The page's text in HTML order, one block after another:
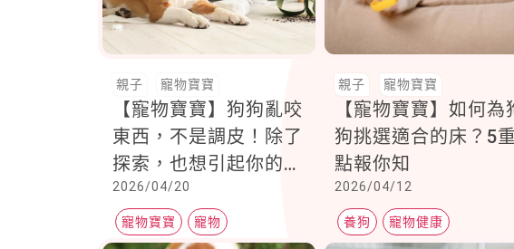
親子 寵物寶寶
【寵物寶寶】狗狗亂咬
東西，不是調皮！除了
探索，也想引起你的關
注，4方法教你不讓可
愛毛孩變破壞王
2026/04/20
寵物寶寶 寵物
親子 寵物寶寶
【寵物寶寶】如何為
狗挑選適合的床？5重
點報你知
2026/04/12
養狗 寵物健康